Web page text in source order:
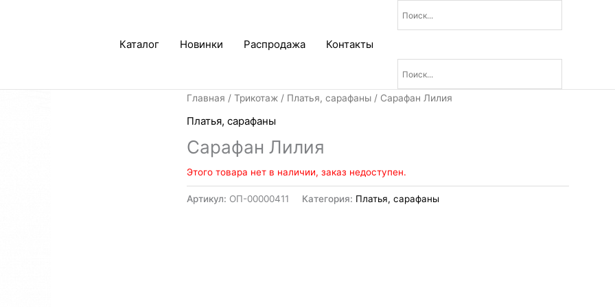
Каталог Новинки Распродажа Контакты
Главная /Трикотаж / Платья, сарафаны / Сарафан Лилия
Платья, сарафаны
Сарафан Лилия
Этого товара нет в наличии, заказ недоступен.
Артикул: ОП-00000411 Категория: Платья, сарафаны